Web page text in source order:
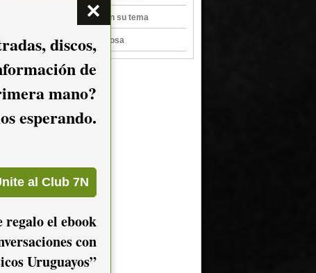
La BCG, Cada loco con su tema
La BCG en Sala Zitarrosa
discos,
de
mano?
esperando.
regalo el ebook
con
Uruguayos”